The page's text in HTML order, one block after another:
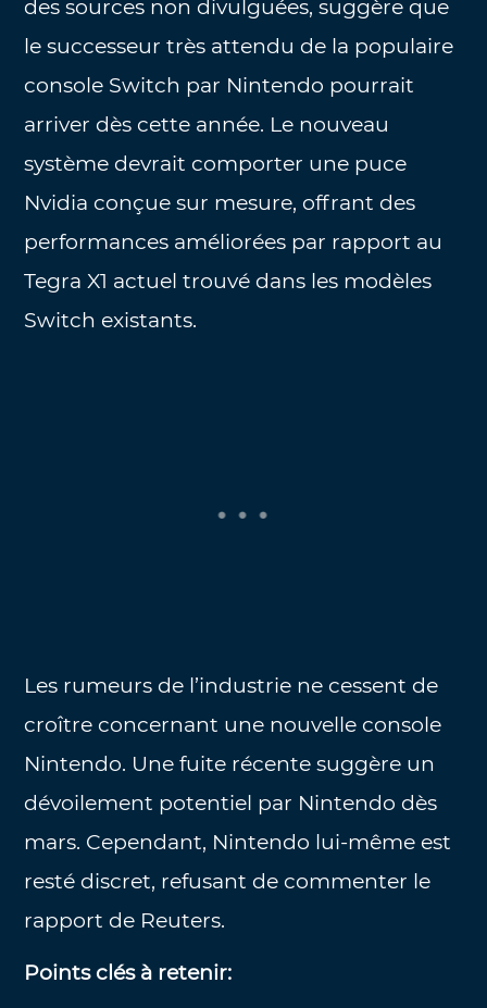
des sources non divulguées, suggère que
le successeur très attendu de la populaire
console Switch par Nintendo pourrait
arriver dès cette année. Le nouveau
système devrait comporter une puce
Nvidia conçue sur mesure, offrant des
performances améliorées par rapport au
Tegra X1 actuel trouvé dans les modèles
Switch existants.
Les rumeurs de l’industrie ne cessent de
croître concernant une nouvelle console
Nintendo. Une fuite récente suggère un
dévoilement potentiel par Nintendo dès
mars. Cependant, Nintendo lui-même est
resté discret, refusant de commenter le
rapport de Reuters.
Points clés à retenir: